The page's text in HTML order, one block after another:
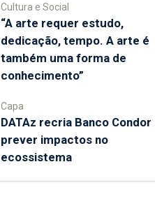
Cultura e Social
“A arte requer estudo,
dedicação, tempo. A arte é
também uma forma de
conhecimento”
Capa
DATAz recria Banco Condor
prever impactos no
ecossistema